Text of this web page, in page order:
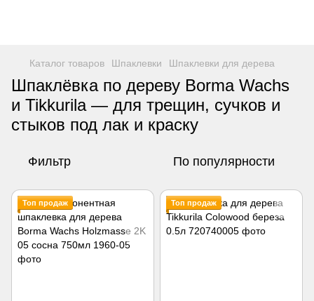
Каталог товаров Шпаклевки Шпаклевки для дерева
Шпаклёвка по дереву Borma Wachs
и Tikkurila — для трещин, сучков и
стыков под лак и краску
Фильтр По популярности
Топ продаж Топ продаж